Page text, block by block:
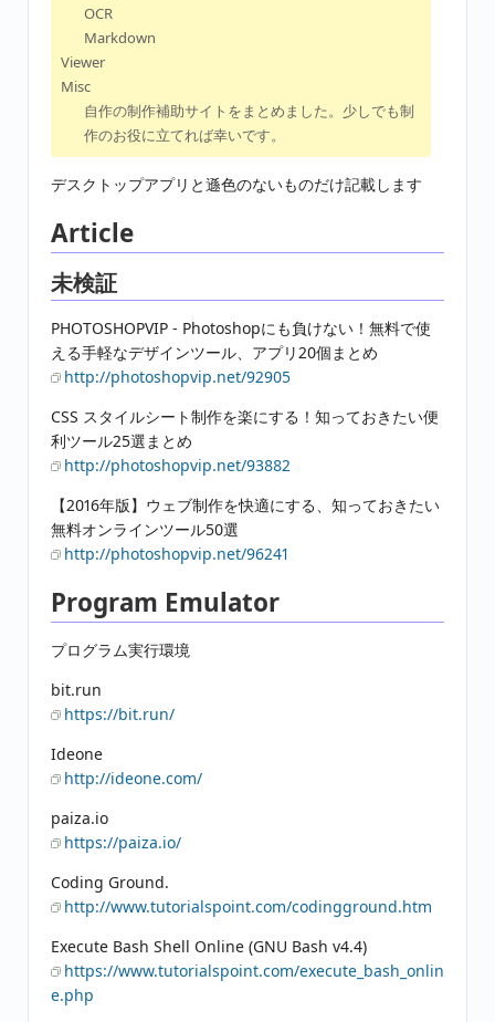
OCR
Markdown
Viewer
Misc
自作の制作補助サイトをまとめました。少しでも制
作のお役に立てれば幸いです。
デスクトップアプリと遜色のないものだけ記載します
Article
未検証
PHOTOSHOPVIP - Photoshopにも負けない！無料で使
える手軽なデザインツール、アプリ20個まとめ
http://photoshopvip.net/92905
CSS スタイルシート制作を楽にする！知っておきたい便
利ツール25選まとめ
http://photoshopvip.net/93882
【2016年版】ウェブ制作を快適にする、知っておきたい
無料オンラインツール50選
http://photoshopvip.net/96241
Program Emulator
プログラム実行環境
bit.run
https://bit.run/
Ideone
http://ideone.com/
paiza.io
https://paiza.io/
Coding Ground.
http://www.tutorialspoint.com/codingground.htm
Execute Bash Shell Online (GNU Bash v4.4)
https://www.tutorialspoint.com/execute_bash_onlin
e.php